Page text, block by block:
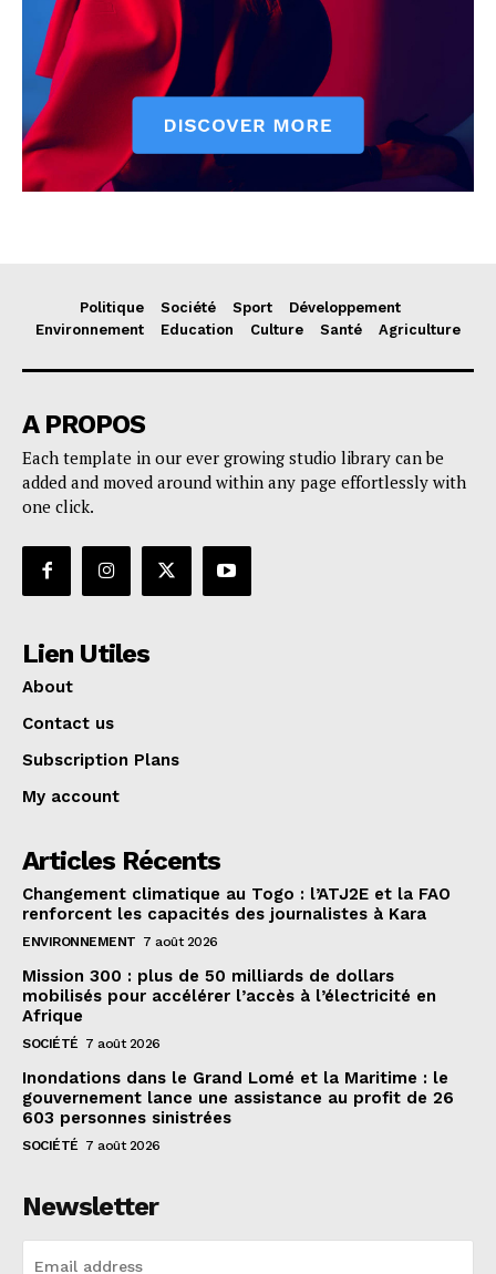
Politique Société Sport
Développement
Environnement
Education Culture Santé Agriculture
A PROPOS
Each template in our ever growing studio library can be
added and moved around within any page effortlessly with
one click.
Lien Utiles
About
Contact us
Subscription Plans
My account
Articles Récents
Changement climatique au Togo : l’ATJ2E et la FAO
renforcent les capacités des journalistes à Kara
ENVIRONNEMENT 7 août 2026
Mission 300 : plus de 50 milliards de dollars
mobilisés pour accélérer l’accès à l’électricité en
Afrique
SOCIÉTÉ 7 août 2026
Inondations dans le Grand Lomé et la Maritime : le
gouvernement lance une assistance au profit de 26
603 personnes sinistrées
SOCIÉTÉ 7 août 2026
Newsletter